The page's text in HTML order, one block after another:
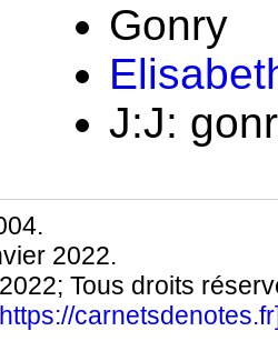
Gonry
J:J:
2022.
Tous droits
https://